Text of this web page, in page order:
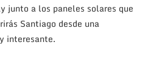
junto a los paneles solares que
Santiago desde una
interesante.